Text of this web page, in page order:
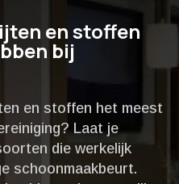
en stoffen
bij
en stoffen het meest
Laat je
die werkelijk
schoonmaakbeurt.​